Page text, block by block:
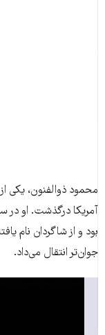
بود و از شاگردان نام
جوان‌تر انتقال می‌داد.